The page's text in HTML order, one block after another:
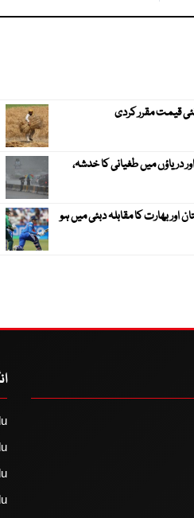
قیمت مقرر کردی
اور دریاؤں میں طغیانی کا خدشہ،
کپ 2026، پاکستان اور بھارت کا مقابلہ دبئی میں ہو